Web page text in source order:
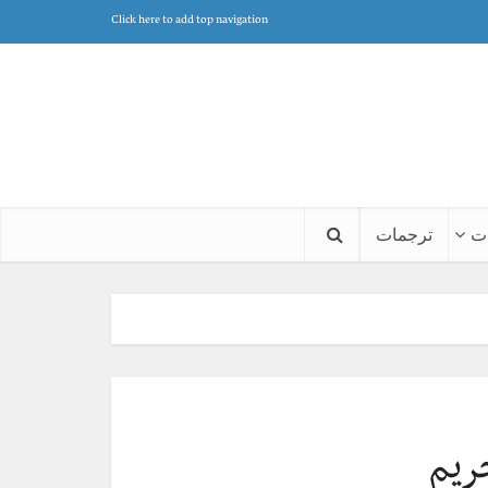
Click here to add top navigation
ترجمات